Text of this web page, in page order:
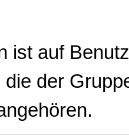
ist auf
der